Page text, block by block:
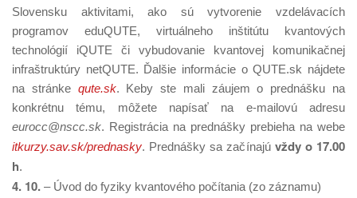
Slovensku aktivitami, ako sú vytvorenie vzdelávacích
programov eduQUTE, virtuálneho inštitútu kvantových
technológií iQUTE či vybudovanie kvantovej komunikačnej
infraštruktúry netQUTE. Ďalšie informácie o QUTE.sk nájdete
na stránke qute.sk. Keby ste mali záujem o prednášku na
konkrétnu tému, môžete napísať na e-mailovú adresu
eurocc@nscc.sk. Registrácia na prednášky prebieha na webe
itkurzy.sav.sk/prednasky. Prednášky sa začínajú vždy o 17.00
h.
4. 10. – Úvod do fyziky kvantového počítania (zo záznamu)